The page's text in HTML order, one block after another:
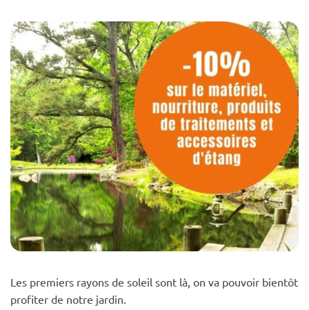
Les premiers rayons de soleil sont là, on va pouvoir bientôt
profiter de notre jardin.